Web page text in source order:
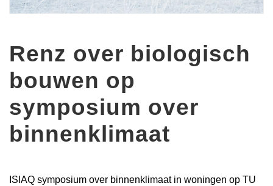
Renz over biologisch
bouwen op
symposium over
binnenklimaat
ISIAQ symposium over binnenklimaat in woningen op TU